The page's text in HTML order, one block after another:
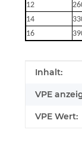
12
14
16
Wert
Inhalt:
VPE
VPE Wert: